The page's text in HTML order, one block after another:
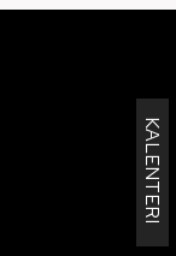
KALENTERI